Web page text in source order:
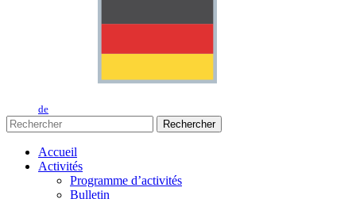
de
Rechercher
Accueil
Activités
Programme d’activités
Bulletin